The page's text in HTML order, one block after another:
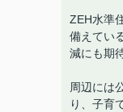
ZEH水準
備えてい
減にも期
周辺には
り、子育